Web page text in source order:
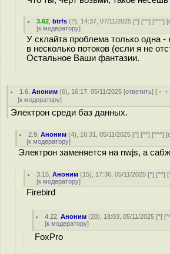
3.62 ,btrfs (?), 14:37, 07/11/2025 [^] [^^] [^^^] [
[к модератору]
У склайта проблема только одна -
в несколько потоков (если я не
Остальное Ваши фантазии.
1.6 ,Аноним (6), 16:17, 05/11/2025 [ответить] [
[к модератору]
Электрон среди баз данных.
2.9 ,Аноним (4), 16:31, 05/11/2025 [^] [^^] [^^^] [
[к модератору]
Электрон заменяется на nwjs, а
3.15 ,Аноним (15), 17:36, 05/11/2025 [^] [^^] [
[к модератору]
Firebird
4.22 ,Аноним (20), 18:03, 05/11/2025 [^] [
[к модератору]
FoxPro